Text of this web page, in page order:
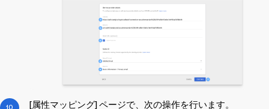
[属性マッピング] ページで、次の操作を行います。